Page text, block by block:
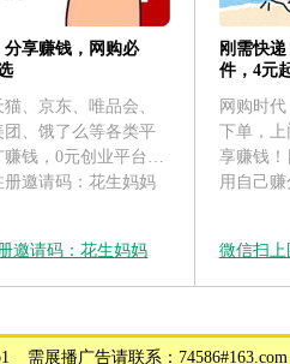
享赚钱，网购必
、京东、唯品会、
、饿了么等各类平
钱，0元创业平台，
邀请码：花生妈妈
邀请码：花生妈妈
刚需快
件，4元
网购时
下单，
享赚钱！
用自己
微信扫
_ 需展播广告请联系：74586#163.com